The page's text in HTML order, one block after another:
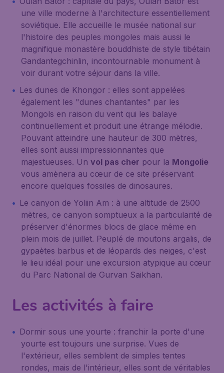
une ville moderne à l'architecture essentiellement
soviétique. Elle accueille le musée national sur
l'histoire des peuples mongoles mais aussi le
magnifique monastère bouddhiste de style tibétain
Gandantegchinlin, incontournable monument à
voir durant votre séjour dans la ville.
Les dunes de Khongor : elles sont appelées
également les "dunes chantantes" par les
Mongols en raison du vent qui les balaye
continuellement et produit une étrange mélodie.
Pouvant atteindre une hauteur de 300 mètres,
elles sont aussi impressionnantes que
majestueuses. Un vol pas cher pour la Mongolie
vous amènera au cœur de ce site préservant
encore quelques fossiles de dinosaures.
Le canyon de Yoliin Am : à une altitude de 2500
mètres, ce canyon somptueux a la particularité de
préserver d'énormes blocs de glace même en
plein mois de juillet. Peuplé de moutons argalis, de
gypaètes barbus et de léopards des neiges, c'est
le lieu idéal pour une excursion atypique au cœur
du Parc National de Gurvan Saikhan.
Les activités à faire
Dormir sous une yourte : franchir la porte d'une
yourte est toujours une surprise. Vues de
l'extérieur, elles semblent de simples tentes
rondes, mais de l'intérieur, elles sont de véritables